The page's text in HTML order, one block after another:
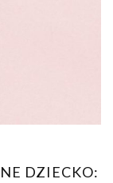
DZIECKO: